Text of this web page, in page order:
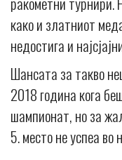
како и златниот
недостига и
Шансата за такво
2018 година кога
шампионат, но за
5. место не успеа во